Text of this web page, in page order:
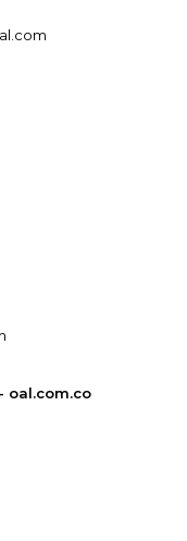
oal.com.co